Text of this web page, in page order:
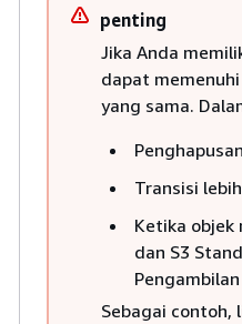
penting
Jika Anda
dapat
yang sama.
Transisi
Ketika objek
dan S3
Sebagai contoh,